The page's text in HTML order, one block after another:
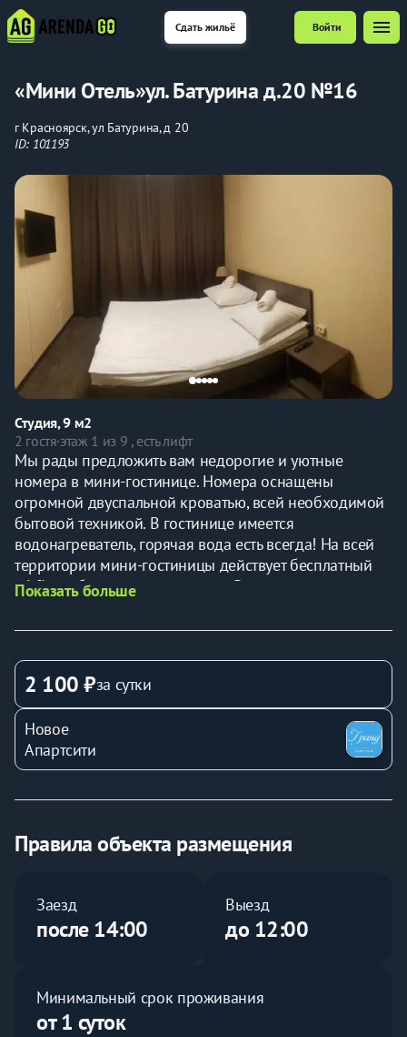
Сдать жильё Войти menu
«Мини Отель»ул. Батурина д.20 №16
г Красноярск, ул Батурина, д 20
ID: 101193
Студия, 9 м2
2 гостя·этаж 1 из 9 , есть лифт
Мы рады предложить вам недорогие и уютные
номера в мини-гостинице. Номера оснащены
огромной двуспальной кроватью, всей необходимой
бытовой техникой. В гостинице имеется
водонагреватель, горячая вода есть всегда! На всей
территории мини-гостиницы действует бесплатный
wi-fi и кабельное телевидение. Радушный персонал
комфортным. Санузел и душевая находится на этаже
узел в номере. Заселение после 15:00/Выселение до
12:00 следующего дня.
В Гостинице есть круглосуточный ресепшн, интернет
wi-fi, интернет, общая кухня.
В цену включены
предоставление документов для отчетности,
постельное белье для всех гостей, пользование
Можно приобрести за дополнительную плату
трансфер в аэропорт, парковка.
с детьми любого возраста, запрещено для шумных
компаний, запрещено проведение мероприятий
(банкетов, свадеб), горячая вода постоянно. Оплата
Показать больше
2 100 ₽за сутки
Новое
Апартсити
Правила объекта размещения
Заезд
после 14:00
Выезд
до 12:00
Минимальный срок проживания
от 1 суток